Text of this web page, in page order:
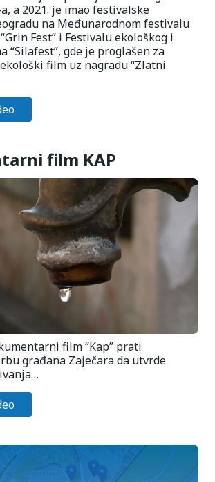
a 2021. je imao festivalske
na Međunarodnom festivalu
Fest” i Festivalu ekološkog i
“Silafest”, gde je proglašen za
film uz nagradu “Zlatni
film KAP
film “Kap” prati
građana Zaječara da utvrde